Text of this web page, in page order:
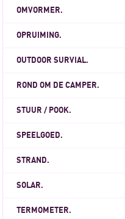
OMVORMER.
OPRUIMING.
OUTDOOR SURVIAL.
ROND OM DE CAMPER.
STUUR / POOK.
SPEELGOED.
STRAND.
SOLAR.
TERMOMETER.